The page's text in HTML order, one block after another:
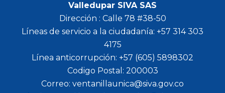
Valledupar SIVA SAS
Dirección : Calle 78 #38-50
Líneas de servicio a la ciudadanía: +57 314 303
4175
Línea anticorrupción: +57 (605) 5898302
Codigo Postal: 200003
Correo: ventanillaunica@siva.gov.co